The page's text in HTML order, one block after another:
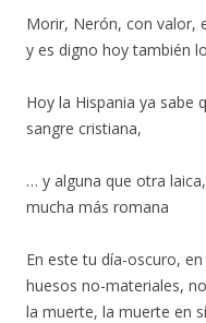
Morir, Nerón, con valor,
y es digno hoy también
Hoy la Hispania ya sabe
sangre cristiana,
… y alguna que otra
mucha más romana
En este tu día-oscuro,
huesos no-materiales,
la muerte, la muerte en